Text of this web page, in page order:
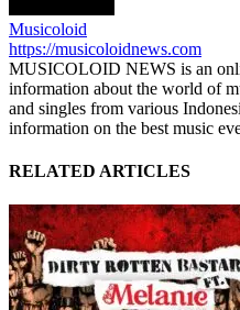
Musicoloid
https://musicoloidnews.com
MUSICOLOID NEWS is an
information about the world of
and singles from various
information on the best music
RELATED ARTICLES